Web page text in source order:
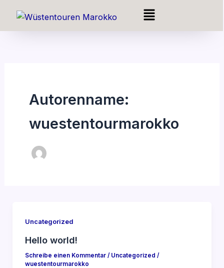
Inhalt
springen
Menü
Autorenname:
wuestentourmarokko
Uncategorized
Hello world!
Schreibe einen Kommentar / Uncategorized /
wuestentourmarokko